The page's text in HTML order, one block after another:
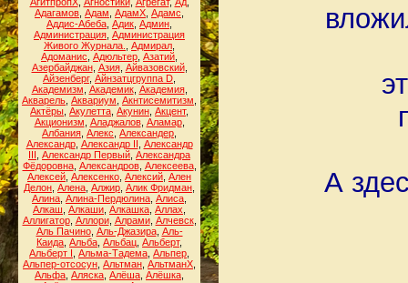
Адагамов Адам АдамХ Адамс
Аддис-Абеба Адик Админ
Администрация Администрация
Живого Журнала.
Адмирал
Адоманис Адюльтер Азатий
Азербайджан, Азия, Айвазовский,
Айзенберг, Айнзатцгруппа D
Академизм Академик, Академия,
Акварель Аквариум Акнтисемитизм
Актёры Акулетта Акунин Акцент,
Акционизм Аладжалов, Аламар,
Албания Алекс Александер
Александр, Александр II Александр
III Александр Первый Александра
Фёдоровна, Александров, Алексеева,
Алексей Алексенко Алексий Ален
Делон Алена Алжир Алик Фридман
Алина Алина-Пердюлина Алиса
Алкаш Алкаши Алкашка Аллах
Аллигатор, Аллори, Алрами, Алчевск,
Аль Пачино, Аль-Джазира, Аль-
Каида Альба Альбац Альберт,
Альберт I Альма-Тадема Альпер
Альпер-отсосун Альтман АльтманХ
Альфа Аляска Алёша Алёшка
А